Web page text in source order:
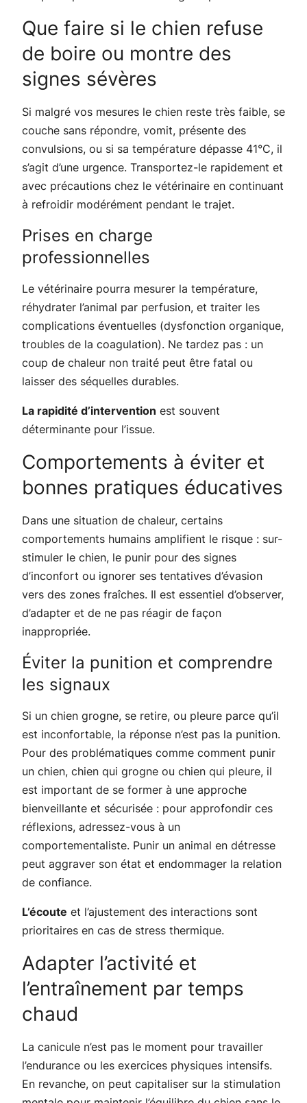
Que faire si le chien refuse
de boire ou montre des
signes sévères
Si malgré vos mesures le chien reste très faible, se
couche sans répondre, vomit, présente des
convulsions, ou si sa température dépasse 41°C, il
s’agit d’une urgence. Transportez-le rapidement et
avec précautions chez le vétérinaire en continuant
à refroidir modérément pendant le trajet.
Prises en charge
professionnelles
Le vétérinaire pourra mesurer la température,
réhydrater l’animal par perfusion, et traiter les
complications éventuelles (dysfonction organique,
troubles de la coagulation). Ne tardez pas : un
coup de chaleur non traité peut être fatal ou
laisser des séquelles durables.
La rapidité d’intervention est souvent
déterminante pour l’issue.
Comportements à éviter et
bonnes pratiques éducatives
Dans une situation de chaleur, certains
comportements humains amplifient le risque : sur-
stimuler le chien, le punir pour des signes
d’inconfort ou ignorer ses tentatives d’évasion
vers des zones fraîches. Il est essentiel d’observer,
d’adapter et de ne pas réagir de façon
inappropriée.
Éviter la punition et comprendre
les signaux
Si un chien grogne, se retire, ou pleure parce qu’il
est inconfortable, la réponse n’est pas la punition.
Pour des problématiques comme comment punir
un chien, chien qui grogne ou chien qui pleure, il
est important de se former à une approche
bienveillante et sécurisée : pour approfondir ces
réflexions, adressez-vous à un
comportementaliste. Punir un animal en détresse
peut aggraver son état et endommager la relation
de confiance.
L’écoute et l’ajustement des interactions sont
prioritaires en cas de stress thermique.
Adapter l’activité et
l’entraînement par temps
chaud
La canicule n’est pas le moment pour travailler
l’endurance ou les exercices physiques intensifs.
En revanche, on peut capitaliser sur la stimulation